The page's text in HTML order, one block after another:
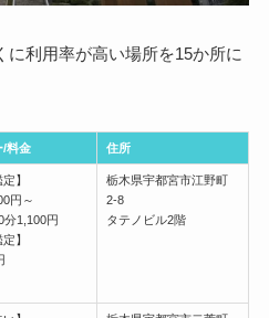
利用率が高い場所を15か所に
/料金 住所
】
円～
1,100円
】
栃木県宇都宮市江野町
2-8
タテノビル2階